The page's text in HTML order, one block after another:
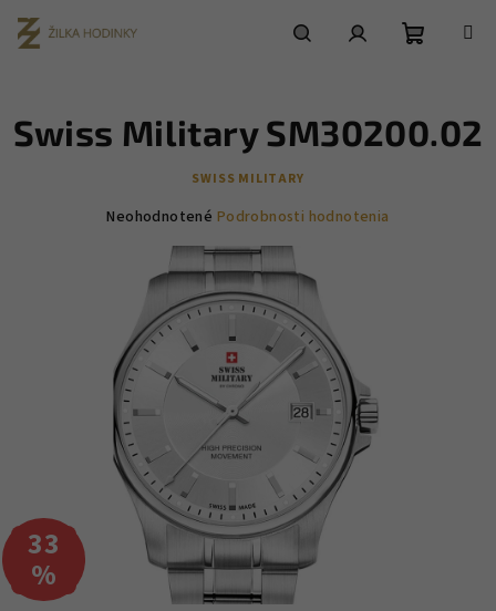
obsah
košík
Swiss Military SM30200.02
SWISS MILITARY
Priemerné
hviezdičiek.
Neohodnotené Podrobnosti hodnotenia
33
%